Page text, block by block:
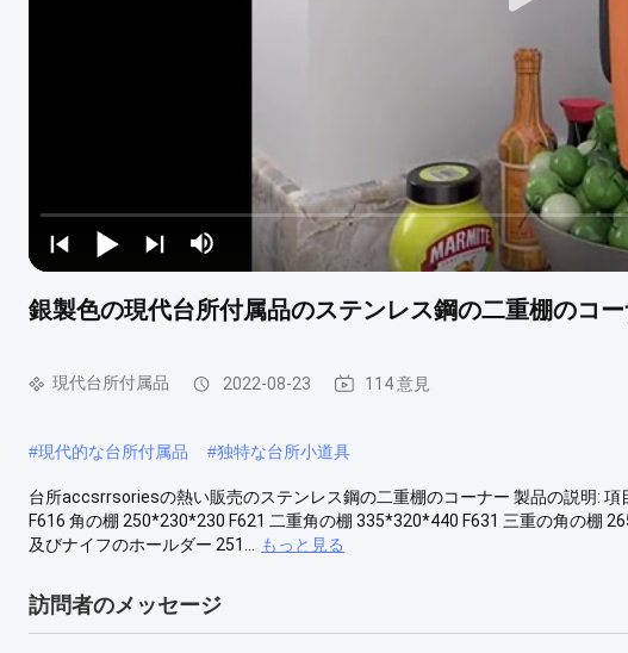
銀製色の現代台所付属品のステンレス鋼の二重棚のコ
現代台所付属品 2022-08-23 114 意見
#現代的な台所付属品 #独特な台所小道具
台所accsrrsoriesの熱い販売のステンレス鋼の二重棚のコーナー 製品の説明:
F616 角の棚 250*230*230 F621 二重角の棚 335*320*440 F631 三重の角の棚
及びナイフのホールダー 251...
もっと見る
訪問者のメッセージ